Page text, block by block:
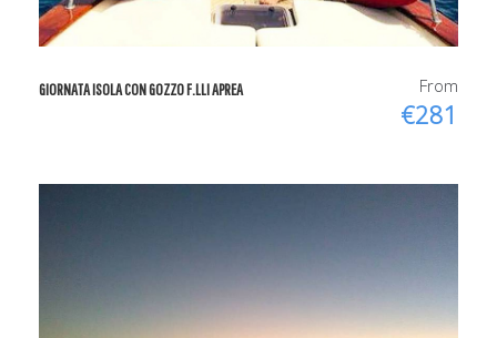
GIORNATA ISOLA CON GOZZO F.LLI APREA From
€281